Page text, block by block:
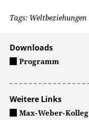
Tags: Weltbeziehungen
Downloads
Programm
Weitere Links
Max-Weber-Kolleg